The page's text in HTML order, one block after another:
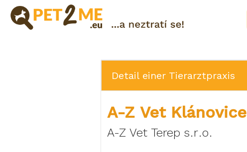
Detail einer Tierarztpraxis
A-Z Vet Klánovice
A-Z Vet Terep s.r.o.